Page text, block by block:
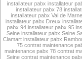
installateur pabx installateur
installateur pabx 78
installateur pabx Val de Marne
installateur pabx Dreux
pabx 94 installateur pabx 95
Seine installateur pabx Seine
Clamart installateur pabx
75 contrat maintenance
maintenance pabx 78 contrat
Seine contrat maintenance